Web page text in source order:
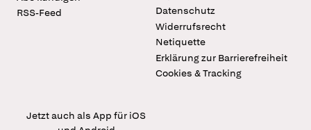
RSS-Feed
Datenschutz
Widerrufsrecht
Netiquette
Erklärung zur Barrierefreiheit
Cookies & Tracking
Jetzt auch als App für iOS